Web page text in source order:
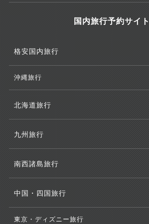
国内旅行予約サイ
格安国内旅行
沖縄旅行
北海道旅行
九州旅行
南西諸島旅行
中国・四国旅行
東京・ディズニー旅行